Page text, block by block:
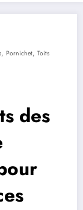
, Pornichet, Toits
des